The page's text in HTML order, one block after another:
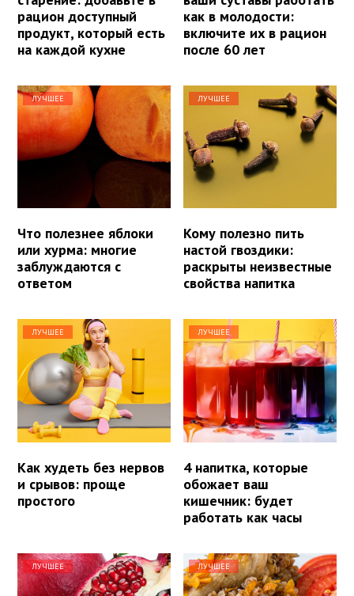
рацион доступный
продукт, который есть
на каждой кухне
как в молодости:
включите их в рацион
после 60 лет
ЛУЧШЕЕ
Что полезнее яблоки
или хурма: многие
заблуждаются с
ответом
ЛУЧШЕЕ
Кому полезно пить
настой гвоздики:
раскрыты неизвестные
свойства напитка
ЛУЧШЕЕ
Как худеть без нервов
и срывов: проще
простого
ЛУЧШЕЕ
4 напитка, которые
обожает ваш
кишечник: будет
работать как часы
ЛУЧШЕЕ ЛУЧШЕЕ